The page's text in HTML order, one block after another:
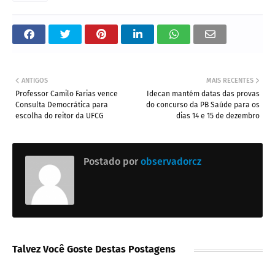
MAIS RECENTES
Idecan mantém datas das provas
do concurso da PB Saúde para os
dias 14 e 15 de dezembro
ANTIGOS
Professor Camilo Farias vence
Consulta Democrática para
escolha do reitor da UFCG
Postado por observadorcz
Talvez Você Goste Destas Postagens